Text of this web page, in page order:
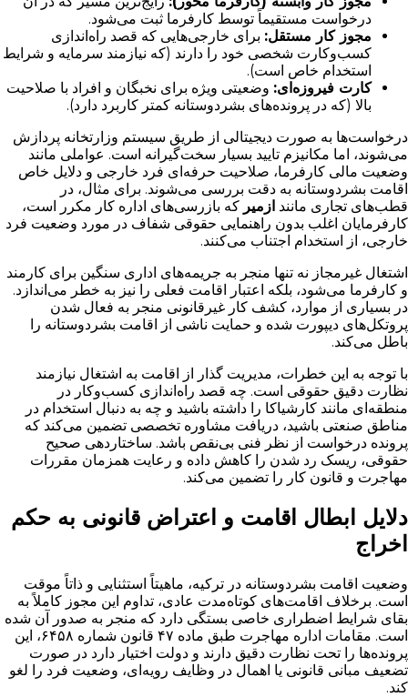
درخواست مستقیماً توسط کارفرما ثبت می‌شود.
مجوز کار مستقل: برای خارجی‌هایی که قصد راه‌اندازی
کسب‌وکارت شخصی خود را دارند (که نیازمند سرمایه و شرایط
استخدام خاص است).
کارت فیروزه‌ای: وضعیتی ویژه برای نخبگان و افراد با صلاحیت
بالا (که در پرونده‌های بشردوستانه کمتر کاربرد دارد).
درخواست‌ها به صورت دیجیتالی از طریق سیستم وزارتخانه پردازش
می‌شوند، اما مکانیزم تایید بسیار سخت‌گیرانه است. عواملی مانند
وضعیت مالی کارفرما، صلاحیت حرفه‌ای فرد خارجی و دلایل خاص
اقامت بشردوستانه به دقت بررسی می‌شوند. برای مثال، در
قطب‌های تجاری مانند ازمیر که بازرسی‌های اداره کار مکرر است،
کارفرمایان اغلب بدون راهنمایی حقوقی شفاف در مورد وضعیت فرد
خارجی، از استخدام اجتناب می‌کنند.
اشتغال غیرمجاز نه تنها منجر به جریمه‌های اداری سنگین برای کارمند
و کارفرما می‌شود، بلکه اعتبار اقامت فعلی را نیز به خطر می‌اندازد.
در بسیاری از موارد، کشف کار غیرقانونی منجر به فعال شدن
پروتکل‌های دیپورت شده و حمایت ناشی از اقامت بشردوستانه را
باطل می‌کند.
با توجه به این خطرات، مدیریت گذار از اقامت به اشتغال نیازمند
نظارت دقیق حقوقی است. چه قصد راه‌اندازی کسب‌وکار در
منطقه‌ای مانند کارشیاکا را داشته باشید و چه به دنبال استخدام در
مناطق صنعتی باشید، دریافت مشاوره تخصصی تضمین می‌کند که
پرونده درخواست از نظر فنی بی‌نقص باشد. ساختاردهی صحیح
حقوقی، ریسک رد شدن را کاهش داده و رعایت همزمان مقررات
مهاجرت و قانون کار را تضمین می‌کند.
دلایل ابطال اقامت و اعتراض قانونی به حکم
اخراج
وضعیت اقامت بشردوستانه در ترکیه، ماهیتاً استثنایی و ذاتاً موقت
است. برخلاف اقامت‌های کوتاه‌مدت عادی، تداوم این مجوز کاملاً به
بقای شرایط اضطراری خاصی بستگی دارد که منجر به صدور آن شده
است. مقامات اداره مهاجرت طبق ماده ۴۷ قانون شماره ۶۴۵۸، این
پرونده‌ها را تحت نظارت دقیق دارند و دولت اختیار دارد در صورت
تضعیف مبانی قانونی یا اهمال در وظایف رویه‌ای، وضعیت فرد را لغو
کند.